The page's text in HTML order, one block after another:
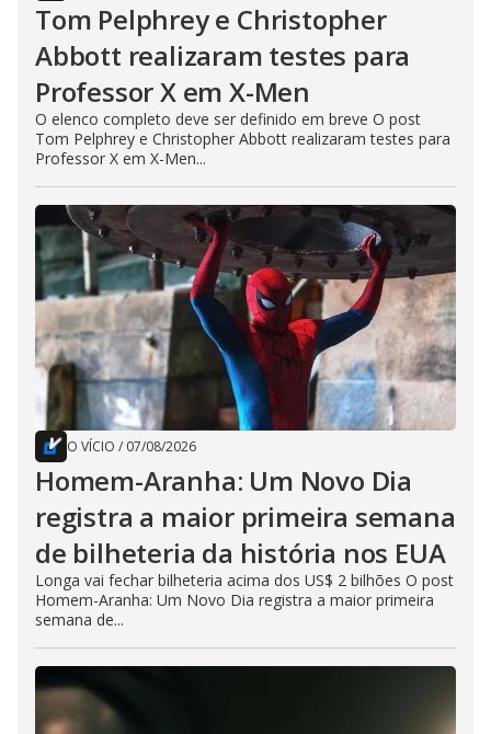
Tom Pelphrey e Christopher
Abbott realizaram testes para
Professor X em X-Men
O elenco completo deve ser definido em breve O post
Tom Pelphrey e Christopher Abbott realizaram testes para
Professor X em X-Men...
O VÍCIO / 07/08/2026
Homem-Aranha: Um Novo Dia
registra a maior primeira semana
de bilheteria da história nos EUA
Longa vai fechar bilheteria acima dos US$ 2 bilhões O post
Homem-Aranha: Um Novo Dia registra a maior primeira
semana de...